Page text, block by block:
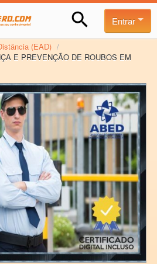
Entrar
(EAD) /
E PREVENÇÃO DE ROUBOS EM